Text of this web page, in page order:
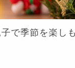
子で季節を楽し